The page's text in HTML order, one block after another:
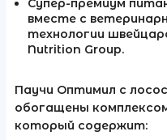
Супер-премиум
вместе с
технологии
Nutrition Group.
Паучи Оптимил с
обогащены
который содержит: